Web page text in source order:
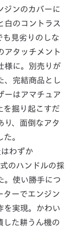
ンのカバーに
白のコントラス
も見劣りのしな
アタッチメント
様に。別売りが
、完結商品とし
ーはアマチュア
を掘り起こすだ
り、面倒なアタ
。
わずか
のハンドルの採
。使い勝手につ
ターでエンジン
を実現。かわい
した耕うん機の